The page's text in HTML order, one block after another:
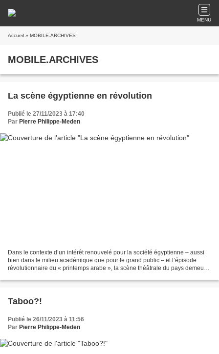
MENU
Accueil » MOBILE.ARCHIVES
MOBILE.ARCHIVES
La scène égyptienne en révolution
Publié le 27/11/2023 à 17:40
Par Pierre Philippe-Meden
Dans le contexte d’un intérêt renouvelé pour la société égyptienne – aussi
bien dans le milieu académique que pour le grand public – et l’épisode
révolutionnaire du « printemps arabe », la scène théâtrale du pays demeure
Taboo?!
Publié le 26/11/2023 à 11:56
Par Pierre Philippe-Meden